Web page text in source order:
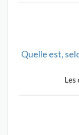
Quelle est,
Les